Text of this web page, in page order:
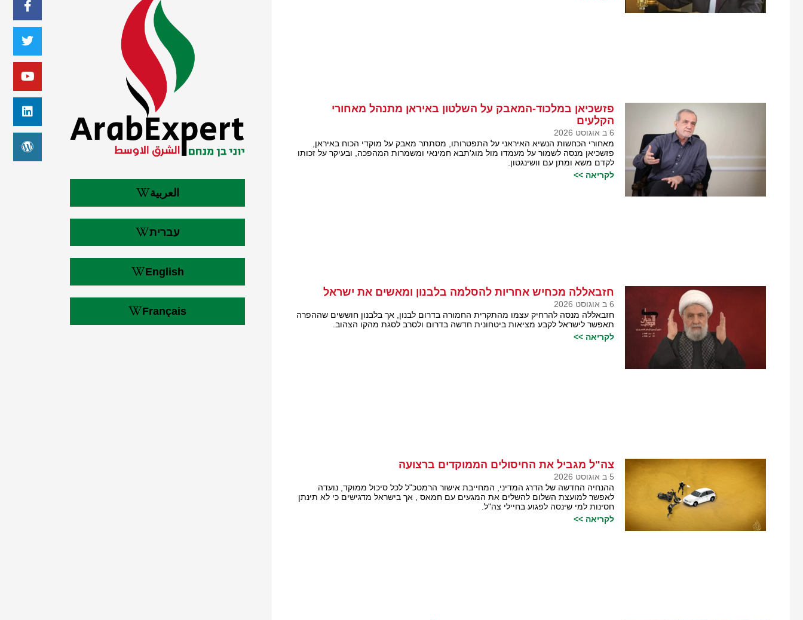
פזשכיאן במלכוד-המאבק על השלטון באיראן מתנהל מאחורי
הקלעים
6 ב אוגוסט 2026
מאחורי הכחשות הנשיא האיראני על התפטרותו, מסתתר מאבק על מוקדי הכוח באיראן,
פזשכיאן מנסה לשמור על מעמדו מול מוג'תבא חמינאי ומשמרות המהפכה, ובעיקר על זכותו
לקדם משא ומתן עם וושינגטון.
לקריאה >>
חזבאללה מכחיש אחריות להסלמה בלבנון ומאשים את ישראל
6 ב אוגוסט 2026
חזבאללה מנסה להרחיק עצמו מהתקרית החמורה בדרום לבנון, אך בלבנון חוששים שההפרה
תאפשר לישראל לקבע מציאות ביטחונית חדשה בדרום ולסרב לסגת מהקו הצהוב.
לקריאה >>
צה"ל מגביל את החיסולים הממוקדים ברצועה
5 ב אוגוסט 2026
ההנחיה החדשה של הדרג המדיני, המחייבת אישור הרמטכ"ל לכל סיכול ממוקד, נועדה
לאפשר למועצת השלום להשלים את המגעים עם חמאס , אך בישראל מדגישים כי לא תינתן
חסינות למי שינסה לפגוע בחיילי צה"ל.
לקריאה >>
العربية
עברית
English
Français